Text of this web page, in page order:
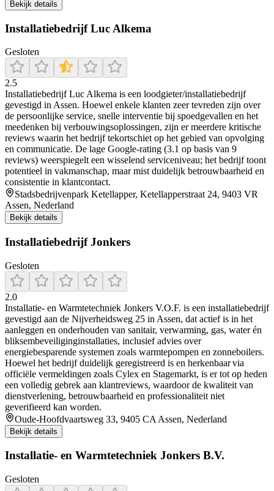
Bekijk details
Installatiebedrijf Luc Alkema
Gesloten
2.5
Installatiebedrijf Luc Alkema is een loodgieter/installatiebedrijf
gevestigd in Assen. Hoewel enkele klanten zeer tevreden zijn over
de persoonlijke service, snelle interventie bij spoedgevallen en het
meedenken bij verbouwingsoplossingen, zijn er meerdere kritische
reviews waarin het bedrijf tekortschiet op het gebied van opvolging
en communicatie. De lage Google-rating (3.1 op basis van 9
reviews) weerspiegelt een wisselend serviceniveau; het bedrijf toont
potentieel in vakmanschap, maar mist duidelijk betrouwbaarheid en
consistentie in klantcontact.
Stadsbedrijvenpark Ketellapper, Ketellapperstraat 24, 9403 VR
Assen, Nederland
Bekijk details
Installatiebedrijf Jonkers
Gesloten
2.0
Installatie- en Warmtetechniek Jonkers V.O.F. is een installatiebedrijf
gevestigd aan de Nijverheidsweg 25 in Assen, dat actief is in het
aanleggen en onderhouden van sanitair, verwarming, gas, water én
bliksembeveiliginginstallaties, inclusief advies over
energiebesparende systemen zoals warmtepompen en zonneboilers.
Hoewel het bedrijf duidelijk geregistreerd is en herkenbaar via
officiële vermeldingen zoals Cylex en Stagemarkt, is er tot op heden
een volledig gebrek aan klantreviews, waardoor de kwaliteit van
dienstverlening, betrouwbaarheid en professionaliteit niet
geverifieerd kan worden.
Oude-Hoofdvaartsweg 33, 9405 CA Assen, Nederland
Bekijk details
Installatie- en Warmtetechniek Jonkers B.V.
Gesloten